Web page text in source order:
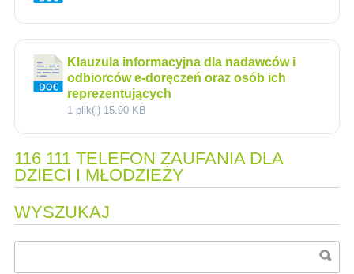
Klauzula informacyjna dla nadawców i
odbiorców e-doręczeń oraz osób ich
reprezentujących
1 plik(i) 15.90 KB
116 111 TELEFON ZAUFANIA DLA
DZIECI I MŁODZIEŻY
WYSZUKAJ